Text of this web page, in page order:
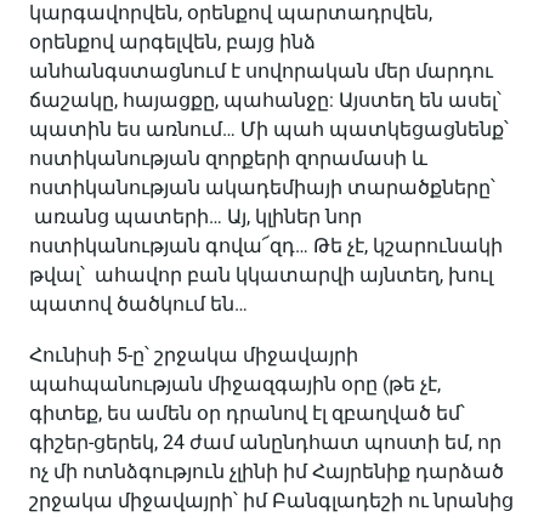
կարգավորվեն, օրենքով պարտադրվեն,
օրենքով արգելվեն, բայց ինձ
անհանգստացնում է սովորական մեր մարդու
ճաշակը, հայացքը, պահանջը: Այստեղ են ասել՝
պատին ես առնում… Մի պահ պատկեցացնենք՝
ոստիկանության զորքերի զորամասի և
ոստիկանության ակադեմիայի տարածքները՝
առանց պատերի… Այ, կլիներ նոր
ոստիկանության գովա՜զդ… Թե չէ, կշարունակի
թվալ՝ ահավոր բան կկատարվի այնտեղ, խուլ
պատով ծածկում են…
Հունիսի 5-ը՝ շրջակա միջավայրի
պահպանության միջազգային օրը (թե չէ,
գիտեք, ես ամեն օր դրանով էլ զբաղված եմ՝
գիշեր-ցերեկ, 24 ժամ անընդհատ պոստի եմ, որ
ոչ մի ոտնձգություն չլինի իմ Հայրենիք դարձած
շրջակա միջավայրի՝ իմ Բանգլադեշի ու նրանից